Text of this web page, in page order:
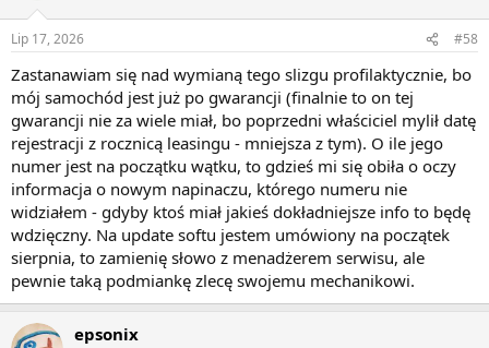
Lip 17, 2026 #58
Zastanawiam się nad wymianą tego slizgu profilaktycznie, bo
mój samochód jest już po gwarancji (finalnie to on tej
gwarancji nie za wiele miał, bo poprzedni właściciel mylił datę
rejestracji z rocznicą leasingu - mniejsza z tym). O ile jego
numer jest na początku wątku, to gdzieś mi się obiła o oczy
informacja o nowym napinaczu, którego numeru nie
widziałem - gdyby ktoś miał jakieś dokładniejsze info to będę
wdzięczny. Na update softu jestem umówiony na początek
sierpnia, to zamienię słowo z menadżerem serwisu, ale
pewnie taką podmiankę zlecę swojemu mechanikowi.
epsonix